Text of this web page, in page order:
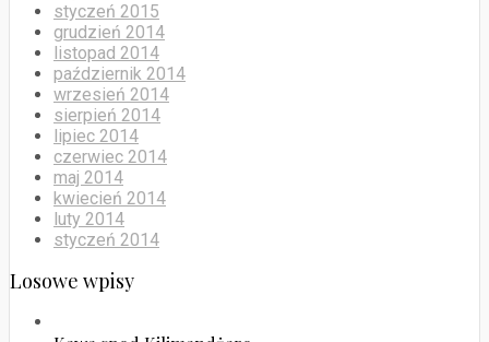
styczeń 2015
grudzień 2014
listopad 2014
październik 2014
wrzesień 2014
sierpień 2014
lipiec 2014
czerwiec 2014
maj 2014
kwiecień 2014
luty 2014
styczeń 2014
Losowe wpisy